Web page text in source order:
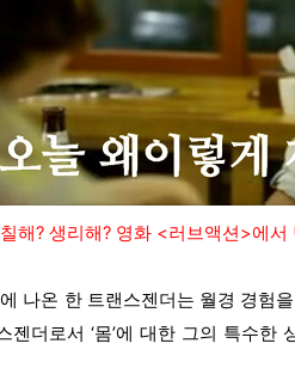
해? 생리해? 영화 <러브액션>에
나온 한 트랜스젠더는 월경 경험
젠더로서 ‘몸’에 대한 그의 특수